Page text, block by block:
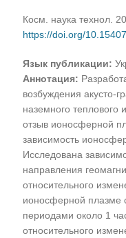
Косм. наука технол.
https://doi.org/
Язык публикации:
Аннотация:
возбуждения акусто-
наземного теплового
отзыв ионосферной
зависимость
Исследована
направления
относительного
ионосферной плазме
периодами около 1
относительного